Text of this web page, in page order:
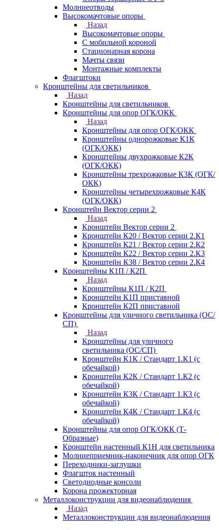
Молниеотводы
Высокомачтовые опоры
Назад
Высокомачтовые опоры
С мобильной короной
Стационарная корона
Мачты связи
Монтажные комплекты
Флагштоки
Кронштейны для светильников
Назад
Кронштейны для светильников
Кронштейны для опор ОГК/ОКК
Назад
Кронштейны для опор ОГК/ОКК
Кронштейны однорожковые К1К
(ОГК/ОКК)
Кронштейны двухрожковые К2К
(ОГК/ОКК)
Кронштейны трехрожковые К3К (ОГК/
ОКК)
Кронштейны четырехрожковые К4К
(ОГК/ОКК)
Кронштейн Вектор серии 2
Назад
Кронштейн Вектор серии 2
Кронштейн К20 / Вектор серии 2.К1
Кронштейн К21 / Вектор серии 2.К2
Кронштейн К22 / Вектор серии 2.К3
Кронштейн К38 / Вектор серии 2.К4
Кронштейны К1П / К2П
Назад
Кронштейны К1П / К2П
Кронштейн К1П приставной
Кронштейн К2П приставной
Кронштейны для уличного светильника (ОС/
СП)
Назад
Кронштейны для уличного
светильника (ОС/СП)
Кронштейн К1К / Стандарт 1.К1 (с
обечайкой)
Кронштейн К2К / Стандарт 1.К2 (с
обечайкой)
Кронштейн К3К / Стандарт 1.К3 (с
обечайкой)
Кронштейн К4К / Стандарт 1.К4 (с
обечайкой)
Кронштейны для опор ОГК/ОКК (Т-
Образные)
Кронштейн настенный К1Н для светильника
Молниеприемник-наконечник для опор ОГК
Переходники-заглушки
Флагшток настенный
Светодиодные консоли
Корона прожекторная
Металлоконструкции для видеонаблюдения
Назад
Металлоконструкции для видеонаблюдения